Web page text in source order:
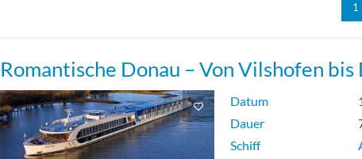
1
Romantische Donau – Von Vilshofen bis
Datum
Dauer
Schiff